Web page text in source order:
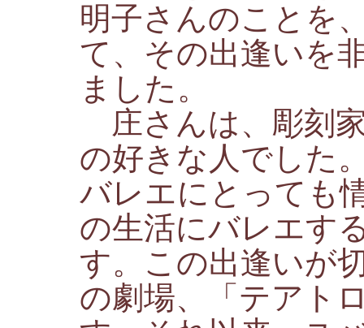
明子さんのことを
て、その出逢いを
ました。
庄さんは、彫刻
の好きな人でした
バレエにとっても
の生活にバレエす
す。この出逢いが
の劇場、「テアト